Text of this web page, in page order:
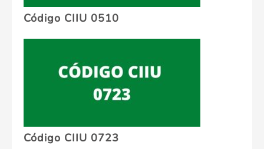
Código CIIU 0510
Código CIIU 0723